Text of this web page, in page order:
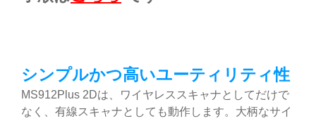
シンプルかつ高いユーティリティ性
MS912Plus 2Dは、ワイヤレススキャナとしてだけで
なく、有線スキャナとしても動作します。大柄なサイ